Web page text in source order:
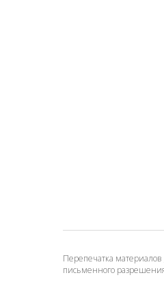
Перепечатка материалов
письменного